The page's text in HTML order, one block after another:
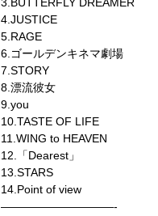
4.JUSTICE
5.RAGE
6.ゴールデンキネマ劇場
7.STORY
8.漂流彼女
9.you
10.TASTE OF LIFE
11.WING to HEAVEN
12.「Dearest」
13.STARS
14.Point of view
——————————-